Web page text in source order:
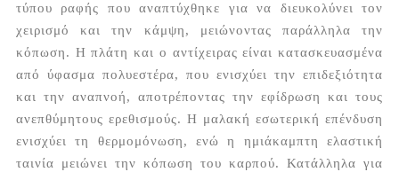
τύπου ραφής που αναπτύχθηκε για να διευκολύνει τον
χειρισμό και την κάμψη, μειώνοντας παράλληλα την
κόπωση. Η πλάτη και ο αντίχειρας είναι κατασκευασμένα
από ύφασμα πολυεστέρα, που ενισχύει την επιδεξιότητα
και την αναπνοή, αποτρέποντας την εφίδρωση και τους
ανεπθύμητους ερεθισμούς. Η μαλακή εσωτερική επένδυση
ενισχύει τη θερμομόνωση, ενώ η ημιάκαμπτη ελαστική
ταινία μειώνει την κόπωση του καρπού. Κατάλληλα για